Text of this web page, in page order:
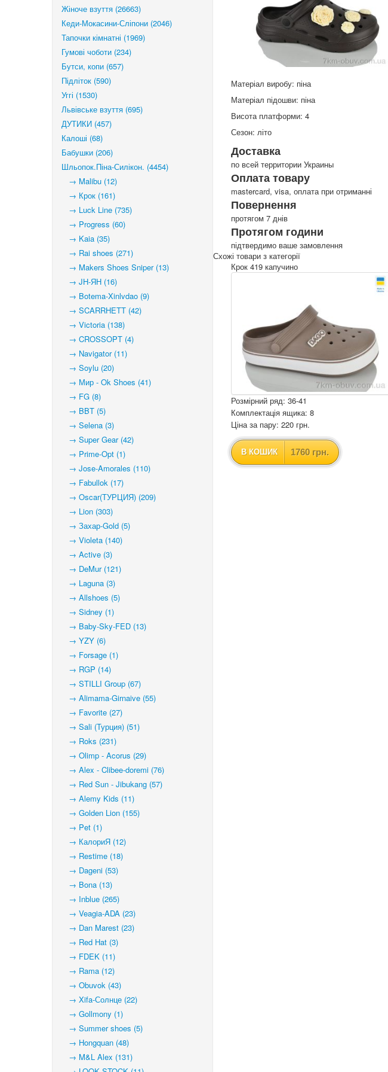
Жіноче взуття (26663)
Кеди-Мокасини-Сліпони (2046)
Тапочки кімнатні (1969)
Гумові чоботи (234)
Бутси, копи (657)
Підліток (590)
Уггі (1530)
Львівське взуття (695)
ДУТИКИ (457)
Калоші (68)
Бабушки (206)
Шльопок.Піна-Силікон. (4454)
→ Malibu (12)
→ Крок (161)
→ Luck Line (735)
→ Progress (60)
→ Kaia (35)
→ Rai shoes (271)
→ Makers Shoes Sniper (13)
→ JH-ЯН (16)
→ Botema-Xinlvdao (9)
→ SCARRHETT (42)
→ Victoria (138)
→ CROSSOPT (4)
→ Navigator (11)
→ Soylu (20)
→ Мир - Ok Shoes (41)
→ FG (8)
→ BBT (5)
→ Selena (3)
→ Super Gear (42)
→ Prime-Opt (1)
→ Jose-Amorales (110)
→ Fabullok (17)
→ Oscar(ТУРЦИЯ) (209)
→ Lion (303)
→ Захар-Gold (5)
→ Violeta (140)
→ Active (3)
→ DeMur (121)
→ Laguna (3)
→ Allshoes (5)
→ Sidney (1)
→ Baby-Sky-FED (13)
→ YZY (6)
→ Forsage (1)
→ RGP (14)
→ STILLI Group (67)
→ Alimama-Girnaive (55)
→ Favorite (27)
→ Sali (Турция) (51)
→ Roks (231)
→ Olimp - Acorus (29)
→ Alex - Clibee-doremi (76)
→ Red Sun - Jibukang (57)
→ Alemy Kids (11)
→ Golden Lion (155)
→ Pet (1)
→ КалориЯ (12)
→ Restime (18)
→ Dageni (53)
→ Bona (13)
→ Inblue (265)
→ Veagia-ADA (23)
→ Dan Marest (23)
→ Red Hat (3)
→ FDEK (11)
→ Rama (12)
→ Obuvok (43)
→ Xifa-Солнце (22)
→ Gollmony (1)
→ Summer shoes (5)
→ Hongquan (48)
→ M&L Alex (131)
Матеріал виробу: піна
Матеріал підошви: піна
Висота платформи: 4
Сезон: літо
Доставка
по всей территории Украины
Оплата товару
mastercard, visa, оплата при отриманні
Повернення
протягом 7 днів
Протягом години
підтвердимо ваше замовлення
Схожі товари з категорії
Крок 419 капучино
Розмірний ряд: 36-41
Комплектація ящика: 8
Ціна за пару: 220 грн.
В КОШИК 1760 грн.